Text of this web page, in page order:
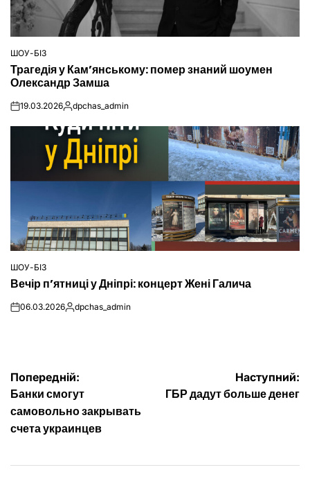
ОПУБЛІКУВАТИ
ШОУ-БІЗ
Трагедія у Кам’янському: помер знаний шоумен
Олександр Замша
on19.03.2026Опубліковано
dpchas_admin
ОПУБЛІКУВАТИ
У
ШОУ-БІЗ
Вечір п’ятниці у Дніпрі: концерт Жені Галича
on06.03.2026Опубліковано
dpchas_admin
Навігація
записів
Попередній:
Банки смогут
самовольно закрывать
счета украинцев
Наступний:
ГБР дадут больше денег